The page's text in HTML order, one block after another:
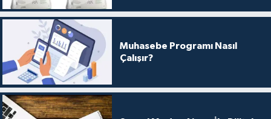
Muhasebe Programı Nasıl
Çalışır?